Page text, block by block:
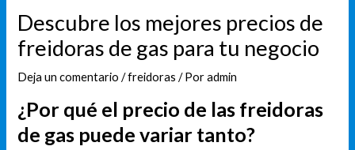
Descubre los mejores precios de
freidoras de gas para tu negocio
Deja un comentario /freidoras / Poradmin
¿Por qué el precio de las freidoras
de gas puede variar tanto?